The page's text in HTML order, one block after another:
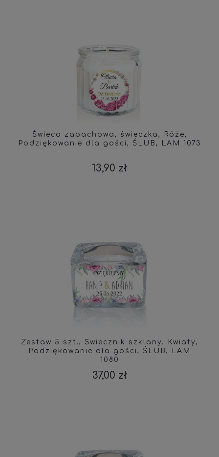
Świeca zapachowa, świeczka, Róże,
Podziękowanie dla gości, ŚLUB, LAM 1073
13,90 zł
Zestaw 5 szt., Świecznik szklany, Kwiaty,
Podziękowanie dla gości, ŚLUB, LAM
1080
37,00 zł